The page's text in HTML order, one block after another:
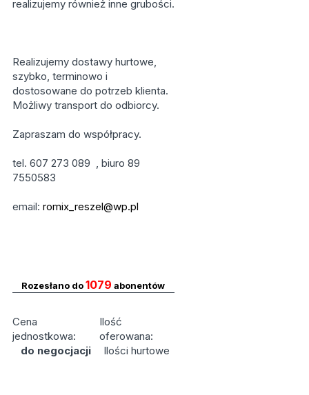
realizujemy również inne grubości.
Realizujemy dostawy hurtowe,
szybko, terminowo i
dostosowane do potrzeb klienta.
Możliwy transport do odbiorcy.
Zapraszam do współpracy.
tel. 607 273 089 , biuro 89
7550583
email: romix_reszel@wp.pl
Rozesłano do1079 abonentów
Cena
jednostkowa:
do negocjacji
Ilość
oferowana:
Ilości hurtowe